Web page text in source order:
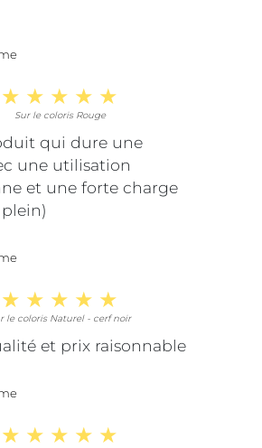
Sur le coloris Rouge
qui dure une
une utilisation
et une forte charge
le coloris Naturel - cerf noir
et prix raisonnable